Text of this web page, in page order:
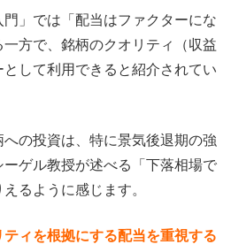
」では「配当はファクターにな
方で、銘柄のクオリティ（収益
して利用できると紹介されてい
の投資は、特に景気後退期の強
ゲル教授が述べる「下落相場で
るように感じます。
ティを根拠にする配当を重視する